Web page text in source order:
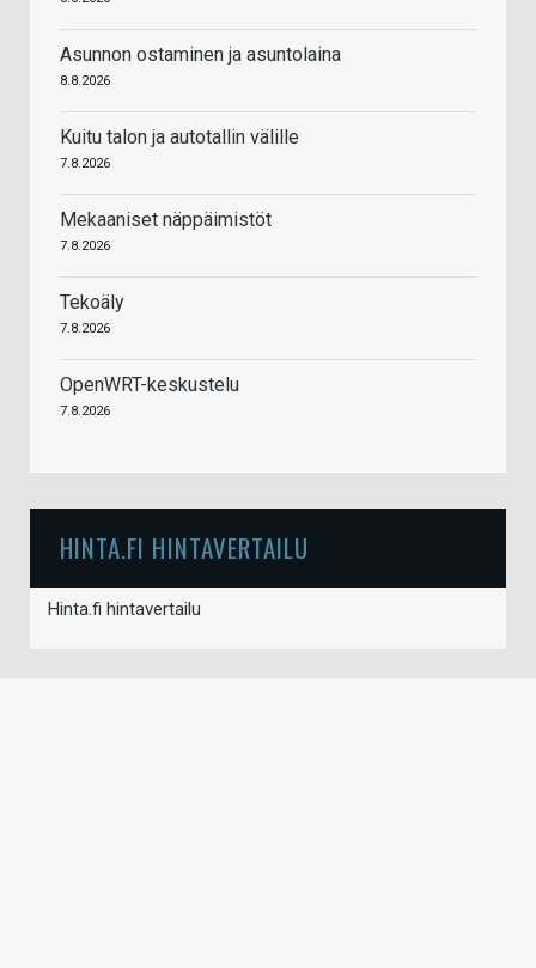
Asunnon ostaminen ja asuntolaina
8.8.2026
Kuitu talon ja autotallin välille
7.8.2026
Mekaaniset näppäimistöt
7.8.2026
Tekoäly
7.8.2026
OpenWRT-keskustelu
7.8.2026
HINTA.FI HINTAVERTAILU
Hinta.fi hintavertailu